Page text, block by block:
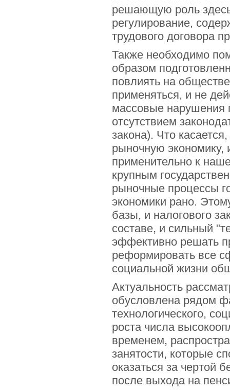
решающую роль здесь
регулирование,
трудового договора
Также необходимо
образом
повлиять на
применяться, и не
массовые нарушения
отсутствием
закона). Что
рыночную экономику,
применительно к
крупным
рыночные процессы
экономики рано.
базы, и налогового
составе, и сильный
эффективно решать
реформировать все
социальной жизни
Актуальность
обусловлена рядом
технологического,
роста числа
временем,
занятости, которые
оказаться за чертой
после выхода на